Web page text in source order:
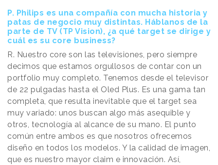
P. Philips es una compañía con mucha historia y
patas de negocio muy distintas. Háblanos de la
parte de TV (TP Vision), ¿a qué target se dirige y
cuál es su core business?
R. Nuestro core son las televisiones, pero siempre
decimos que estamos orgullosos de contar con un
portfolio muy completo. Tenemos desde el televisor
de 22 pulgadas hasta el Oled Plus. Es una gama tan
completa, que resulta inevitable que el target sea
muy variado: unos buscan algo más asequible y
otros, tecnología al alcance de su mano. El punto
común entre ambos es que nosotros ofrecemos
diseño en todos los modelos. Y la calidad de imagen,
que es nuestro mayor claim e innovación. Así,